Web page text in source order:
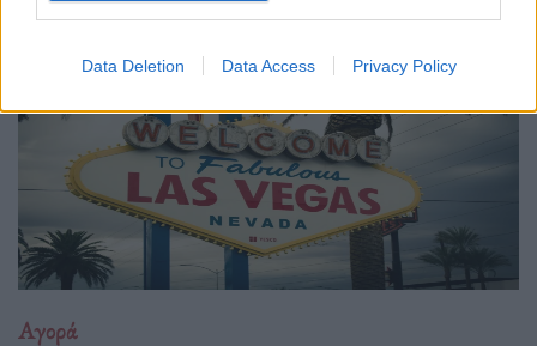
Data Deletion Data Access Privacy Policy
Αγορά